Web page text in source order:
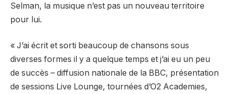
Selman, la musique n’est pas un nouveau territoire
pour lui.
« J’ai écrit et sorti beaucoup de chansons sous
diverses formes il y a quelque temps et j’ai eu un peu
de succès – diffusion nationale de la BBC, présentation
de sessions Live Lounge, tournées d’O2 Academies,